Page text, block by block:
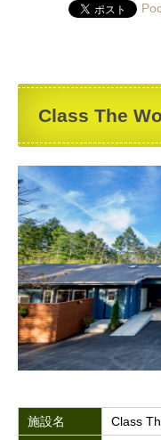
Class The
施設名 Class